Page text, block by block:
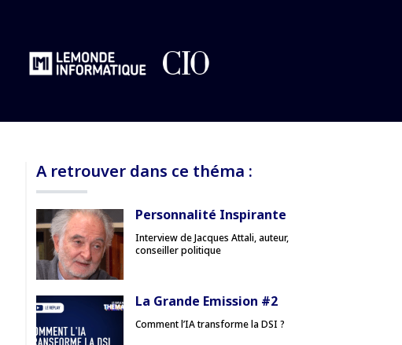
A retrouver dans ce théma :
Personnalité Inspirante
Interview de Jacques Attali, auteur,
conseiller politique
La Grande Emission #2
Comment l’IA transforme la DSI ?